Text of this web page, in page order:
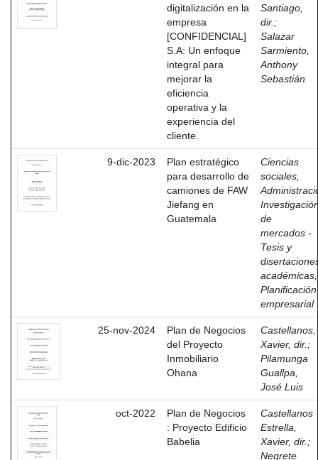
digitalización en la
empresa
[CONFIDENCIAL]
S.A: Un enfoque
integral para
mejorar la
eficiencia
operativa y la
experiencia del
cliente.
Santiago,
dir. ;
Salazar
Sarmiento,
Anthony
Sebastián
9-dic-2023
Plan estratégico
para desarrollo de
camiones de FAW
Jiefang en
Guatemala
Ciencias
sociales,
de
mercados -
Tesis y
académicas,
Planificación
empresarial
25-nov-2024
Plan de Negocios
del Proyecto
Inmobiliario
Ohana
Castellanos,
Xavier, dir. ;
Pilamunga
Guallpa,
José Luis
oct-2022
Plan de Negocios
: Proyecto Edificio
Babelia
Castellanos
Estrella,
Xavier, dir. ;
Negrete